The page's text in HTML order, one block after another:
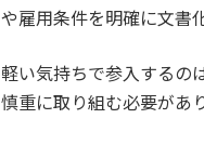
や雇用条件を明確に文書
軽い気持ちで参入するの
慎重に取り組む必要があ